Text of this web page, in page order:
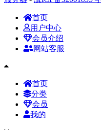
首页
用户中心
会员介绍
网站客服
首页
分类
会员
我的